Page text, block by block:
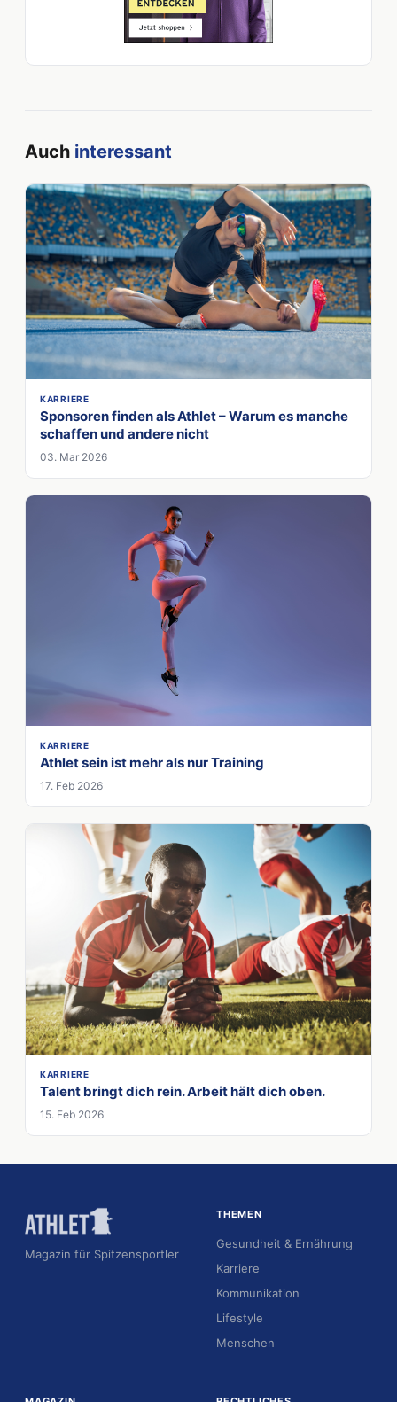
Auch interessant
KARRIERE
Sponsoren finden als Athlet – Warum es manche
schaffen und andere nicht
03. Mar 2026
KARRIERE
Athlet sein ist mehr als nur Training
17. Feb 2026
KARRIERE
Talent bringt dich rein. Arbeit hält dich oben.
15. Feb 2026
Magazin für Spitzensportler
THEMEN
Gesundheit & Ernährung
Karriere
Kommunikation
Lifestyle
Menschen